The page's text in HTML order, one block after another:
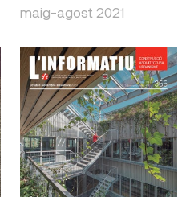
maig-agost 2021